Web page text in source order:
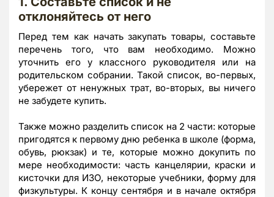
отклоняйтесь от него
Перед тем как начать закупать товары, составьте
перечень того, что вам необходимо. Можно
уточнить его у классного руководителя или на
родительском собрании. Такой список, во-первых,
убережет от ненужных трат, во-вторых, вы ничего
не забудете купить.
Также можно разделить список на 2 части: которые
пригодятся к первому дню ребенка в школе (форма,
обувь, рюкзак) и те, которые можно докупить по
мере необходимости: часть канцелярии, краски и
кисточки для ИЗО, некоторые учебники, форму для
физкультуры. К концу сентября и в начале октября